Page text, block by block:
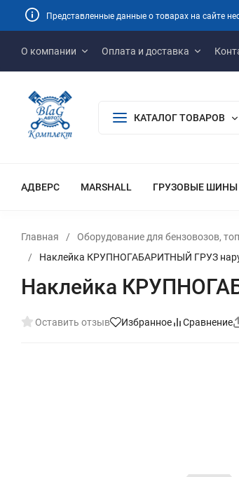
Представленные данные о товарах на сайте
О компании Оплата и доставка
КАТАЛОГ ТОВАРОВ
АДВЕРС MARSHALL ГРУЗОВЫЕ ШИНЫ
Главная / Оборудование для бензовозов,
/
Наклейка КРУПНОГАБАРИТНЫЙ ГРУЗ
Наклейка
Оставить отзыв Избранное Сравнение